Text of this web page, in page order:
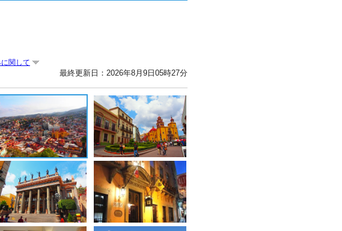
関して
最終更新日：2026年8月9日05時27分